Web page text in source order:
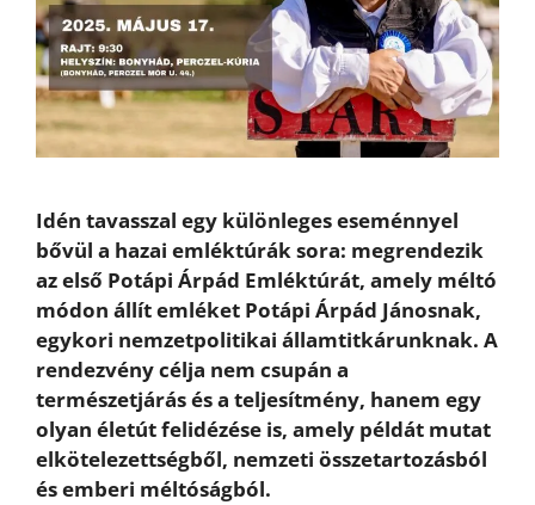
Idén tavasszal egy különleges eseménnyel
bővül a hazai emléktúrák sora: megrendezik
az első Potápi Árpád Emléktúrát, amely méltó
módon állít emléket Potápi Árpád Jánosnak,
egykori nemzetpolitikai államtitkárunknak. A
rendezvény célja nem csupán a
természetjárás és a teljesítmény, hanem egy
olyan életút felidézése is, amely példát mutat
elkötelezettségből, nemzeti összetartozásból
és emberi méltóságból.